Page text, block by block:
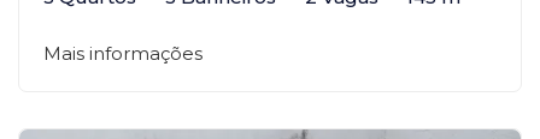
Mais informações